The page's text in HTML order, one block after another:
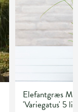
Elefantgræs
'Variegatus' 5